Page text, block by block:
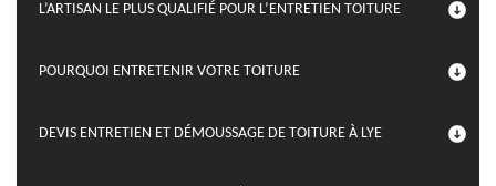
L’ARTISAN LE PLUS QUALIFIÉ POUR L’ENTRETIEN TOITURE
POURQUOI ENTRETENIR VOTRE TOITURE
DEVIS ENTRETIEN ET DÉMOUSSAGE DE TOITURE À LYE